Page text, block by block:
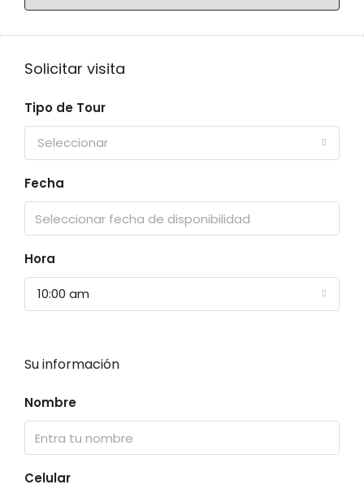
Solicitar visita
Tipo de Tour
Seleccionar
Fecha
Hora
10:00 am
Su información
Nombre
Celular